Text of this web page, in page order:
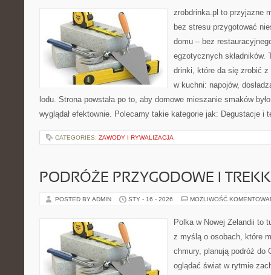
zrobdrinka.pl to przyjazne
bez stresu przygotować
domu – bez
egzotycznych składników.
drinki, które da się zrobić
w kuchni: napojów,
lodu. Strona powstała po to, aby domowe mieszanie smaków
wyglądał efektownie. Polecamy takie kategorie jak: Degustacje
CATEGORIES: ZAWODY I RYWALIZACJA
PODRÓŻE PRZYGODOWE I
POSTED BY ADMIN STY - 16 - 2026 MOŻLIWOŚĆ
Polka w Nowej Zelandii to
z myślą o osobach, które
chmury, planują podróż do
oglądać świat w rytmie